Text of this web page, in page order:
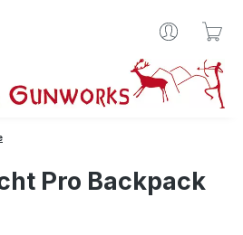
Pro Backpack